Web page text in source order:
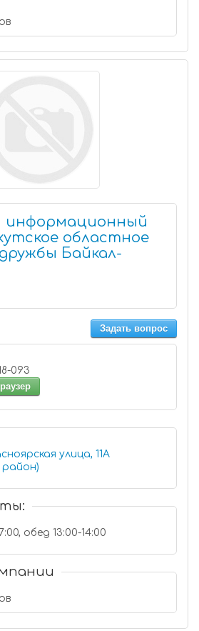
информационный
областное
Байкал-
Задать вопрос
05-18-093
улица, 11А
район)
обед 13:00-14:00